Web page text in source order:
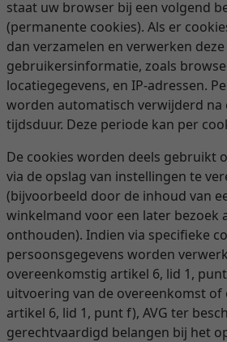
staat uw browser bij een volgend
(permanente cookies). Als er
dan verzamelen en verwerken
gebruikersinformatie, zoals
locatiegegevens, en IP-adressen.
worden automatisch verwijderd na
tijdsduur. Deze periode kan per
De cookies worden deels gebruikt
via de opslag van instellingen te
(bijvoorbeeld door de inhoud van
winkelmand voor een later bezoek
onthouden). Indien via specifieke
persoonsgegevens worden
overeenkomstig artikel 6, lid 1,
uitvoering van de overeenkomst
artikel 6, lid 1, punt f), AVG ter
gerechtvaardigd belangen bij het